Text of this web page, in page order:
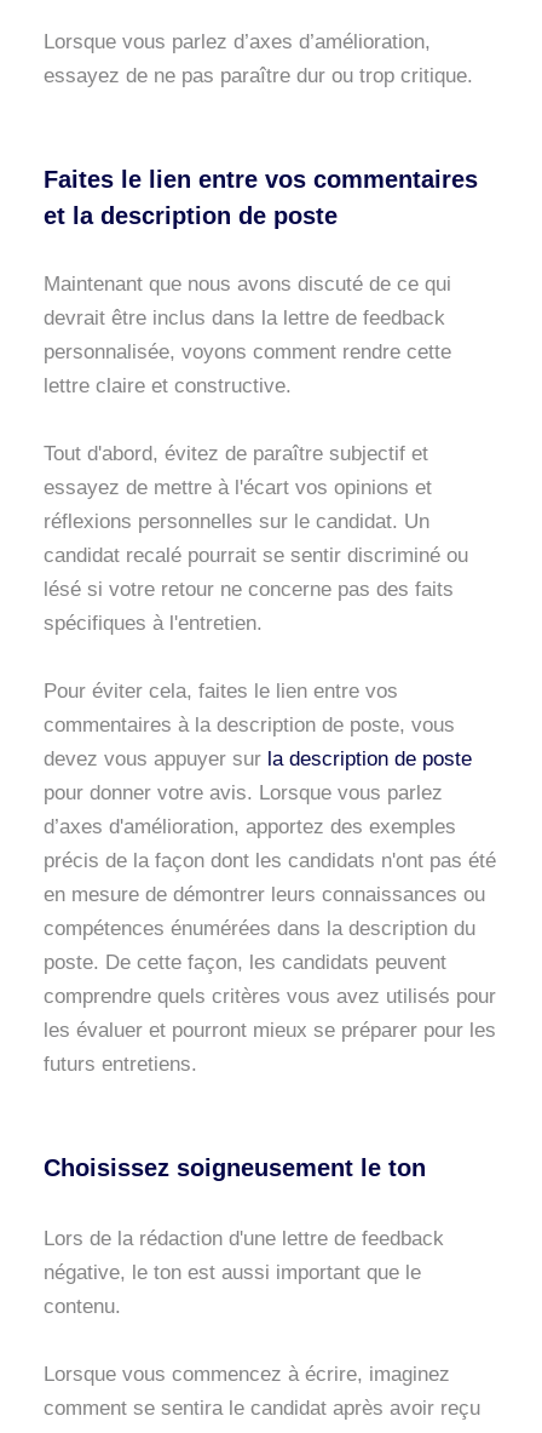
Lorsque vous parlez d’axes d’amélioration,
essayez de ne pas paraître dur ou trop critique.
Faites le lien entre vos commentaires
et la description de poste
Maintenant que nous avons discuté de ce qui
devrait être inclus dans la lettre de feedback
personnalisée, voyons comment rendre cette
lettre claire et constructive.
Tout d'abord, évitez de paraître subjectif et
essayez de mettre à l'écart vos opinions et
réflexions personnelles sur le candidat. Un
candidat recalé pourrait se sentir discriminé ou
lésé si votre retour ne concerne pas des faits
spécifiques à l'entretien.
Pour éviter cela, faites le lien entre vos
commentaires à la description de poste, vous
devez vous appuyer sur la description de poste
pour donner votre avis. Lorsque vous parlez
d’axes d'amélioration, apportez des exemples
précis de la façon dont les candidats n'ont pas été
en mesure de démontrer leurs connaissances ou
compétences énumérées dans la description du
poste. De cette façon, les candidats peuvent
comprendre quels critères vous avez utilisés pour
les évaluer et pourront mieux se préparer pour les
futurs entretiens.
Choisissez soigneusement le ton
Lors de la rédaction d'une lettre de feedback
négative, le ton est aussi important que le
contenu.
Lorsque vous commencez à écrire, imaginez
comment se sentira le candidat après avoir reçu